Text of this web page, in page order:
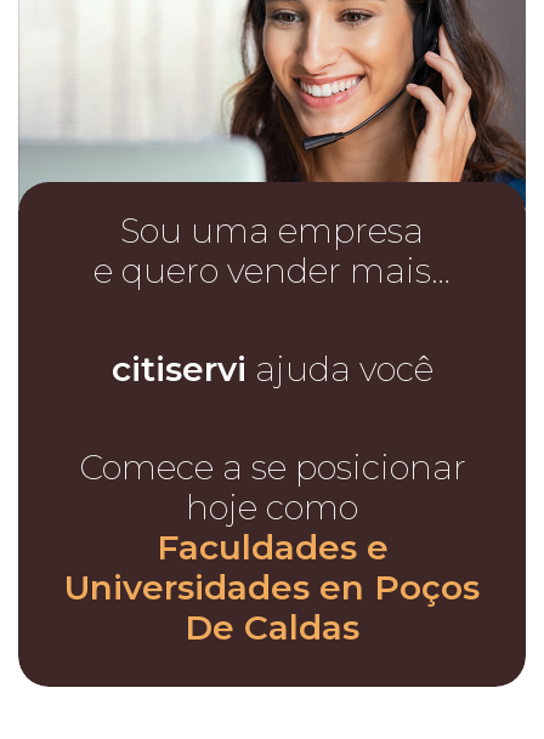
Sou uma empresa
e quero vender mais…
citiservi ajuda você
Comece a se posicionar
hoje como
Faculdades e
Universidades en Poços
De Caldas